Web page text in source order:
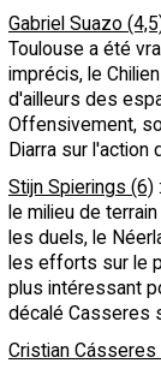
Gabriel Suazo
Toulouse a été
imprécis, le
d'ailleurs des
Offensivement,
Diarra sur
Stijn Spierings (6)
le milieu de
les duels, le
les efforts sur le
plus intéressant
décalé Casseres
Cristian Cásseres